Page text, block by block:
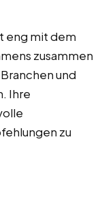
eng mit dem
zusammen
und
Ihre
zu